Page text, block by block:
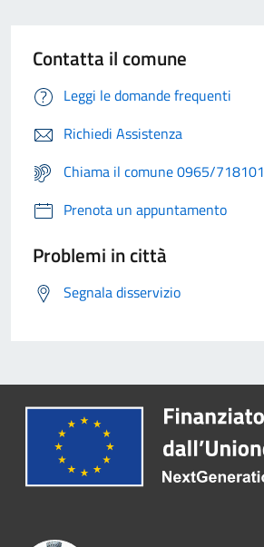
Contatta il comune
Leggi le domande frequenti
Richiedi Assistenza
Chiama il comune 0965/718101
Prenota un appuntamento
Problemi in città
Segnala disservizio